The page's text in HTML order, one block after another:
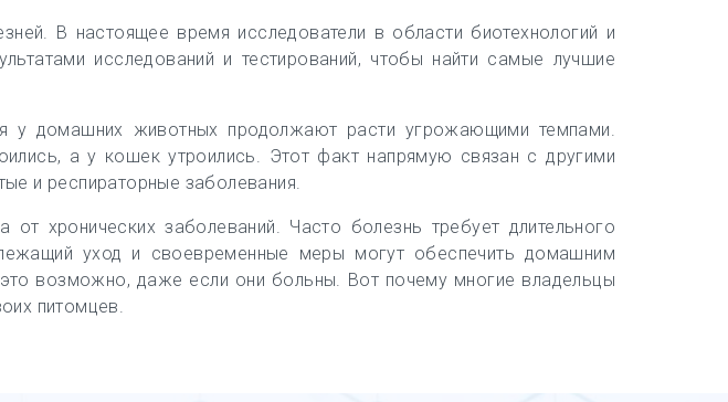
В настоящее время исследователи в области биотехнологий и
исследований и тестирований, чтобы найти самые лучшие
у домашних животных продолжают расти угрожающими темпами.
а у кошек утроились. Этот факт напрямую связан с другими
и респираторные заболевания.
хронических заболеваний. Часто болезнь требует длительного
уход и своевременные меры могут обеспечить домашним
возможно, даже если они больны. Вот почему многие владельцы
питомцев.